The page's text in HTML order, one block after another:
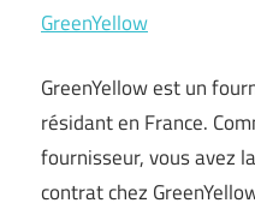
GreenYellow
GreenYellow est un
résidant en France.
fournisseur, vous avez
contrat chez